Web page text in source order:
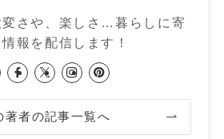
変さや、楽しさ…暮らしに寄
報を配信します！
著者の記事一覧へ